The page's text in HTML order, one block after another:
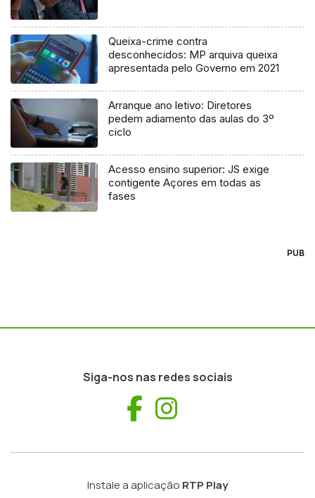
Queixa-crime contra
desconhecidos: MP arquiva queixa
apresentada pelo Governo em 2021
Arranque ano letivo: Diretores
pedem adiamento das aulas do 3º
ciclo
Acesso ensino superior: JS exige
contigente Açores em todas as
fases
PUB
Siga-nos nas redes sociais
Facebook
Instale a aplicação RTP Play